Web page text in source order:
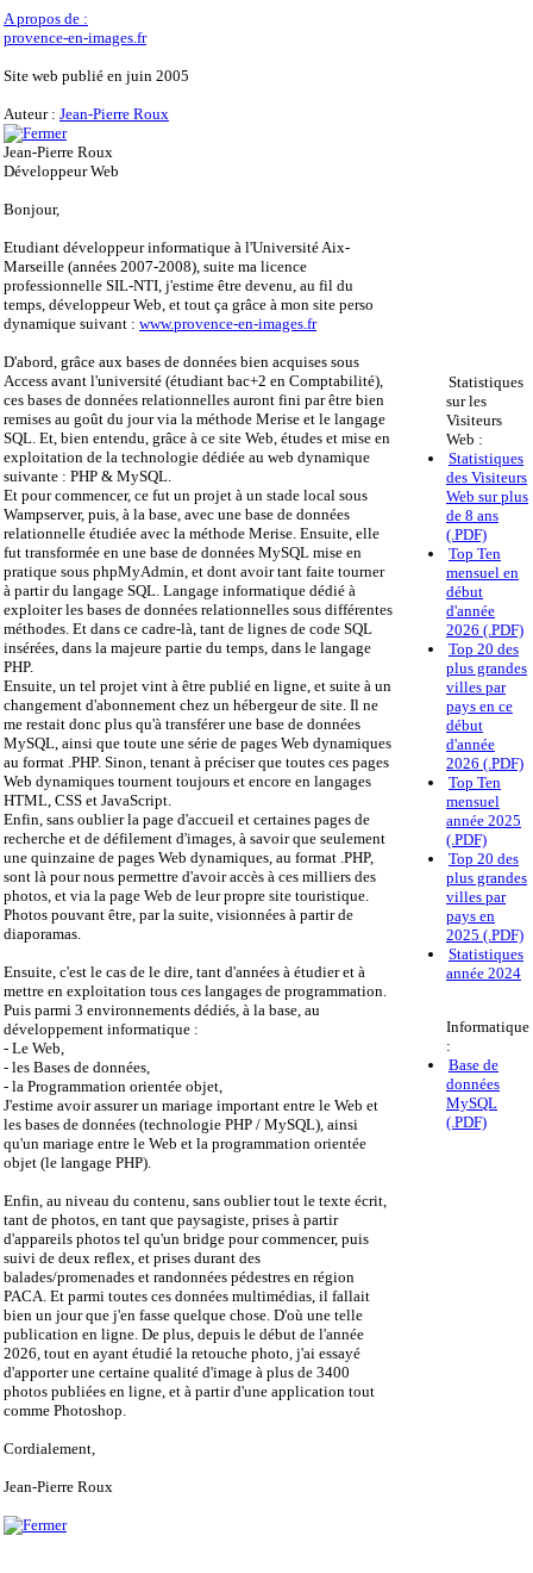
A propos de :
provence-en-images.fr
Site web publié en juin 2005
Auteur : Jean-Pierre Roux
Jean-Pierre Roux
Développeur Web
Bonjour,
Etudiant développeur informatique à l'Université Aix-
Marseille (années 2007-2008), suite ma licence
professionnelle SIL-NTI, j'estime être devenu, au fil du
temps, développeur Web, et tout ça grâce à mon site perso
dynamique suivant : www.provence-en-images.fr
D'abord, grâce aux bases de données bien acquises sous
Access avant l'université (étudiant bac+2 en Comptabilité),
ces bases de données relationnelles auront fini par être bien
remises au goût du jour via la méthode Merise et le langage
SQL. Et, bien entendu, grâce à ce site Web, études et mise en
exploitation de la technologie dédiée au web dynamique
suivante : PHP & MySQL.
Et pour commencer, ce fut un projet à un stade local sous
Wampserver, puis, à la base, avec une base de données
relationnelle étudiée avec la méthode Merise. Ensuite, elle
fut transformée en une base de données MySQL mise en
pratique sous phpMyAdmin, et dont avoir tant faite tourner
à partir du langage SQL. Langage informatique dédié à
exploiter les bases de données relationnelles sous différentes
méthodes. Et dans ce cadre-là, tant de lignes de code SQL
insérées, dans la majeure partie du temps, dans le langage
PHP.
Ensuite, un tel projet vint à être publié en ligne, et suite à un
changement d'abonnement chez un hébergeur de site. Il ne
me restait donc plus qu'à transférer une base de données
MySQL, ainsi que toute une série de pages Web dynamiques
au format .PHP. Sinon, tenant à préciser que toutes ces pages
Web dynamiques tournent toujours et encore en langages
HTML, CSS et JavaScript.
Enfin, sans oublier la page d'accueil et certaines pages de
recherche et de défilement d'images, à savoir que seulement
une quinzaine de pages Web dynamiques, au format .PHP,
sont là pour nous permettre d'avoir accès à ces milliers des
photos, et via la page Web de leur propre site touristique.
Photos pouvant être, par la suite, visionnées à partir de
diaporamas.
Ensuite, c'est le cas de le dire, tant d'années à étudier et à
mettre en exploitation tous ces langages de programmation.
Puis parmi 3 environnements dédiés, à la base, au
développement informatique :
- Le Web,
- les Bases de données,
- la Programmation orientée objet,
J'estime avoir assurer un mariage important entre le Web et
les bases de données (technologie PHP / MySQL), ainsi
qu'un mariage entre le Web et la programmation orientée
objet (le langage PHP).
Enfin, au niveau du contenu, sans oublier tout le texte écrit,
tant de photos, en tant que paysagiste, prises à partir
d'appareils photos tel qu'un bridge pour commencer, puis
suivi de deux reflex, et prises durant des
balades/promenades et randonnées pédestres en région
PACA. Et parmi toutes ces données multimédias, il fallait
bien un jour que j'en fasse quelque chose. D'où une telle
publication en ligne. De plus, depuis le début de l'année
2026, tout en ayant étudié la retouche photo, j'ai essayé
d'apporter une certaine qualité d'image à plus de 3400
photos publiées en ligne, et à partir d'une application tout
comme Photoshop.
Cordialement,
Jean-Pierre Roux
Statistiques
sur les
Visiteurs
Web :
Statistiques
des Visiteurs
Web sur plus
de 8 ans
(.PDF)
Top Ten
mensuel en
début
d'année
2026 (.PDF)
Top 20 des
plus grandes
villes par
pays en ce
début
d'année
2026 (.PDF)
Top Ten
mensuel
année 2025
(.PDF)
Top 20 des
plus grandes
villes par
pays en
2025 (.PDF)
Statistiques
année 2024
Informatique
:
Base de
données
MySQL
(.PDF)